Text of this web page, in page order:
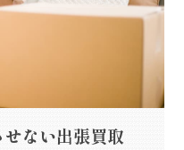
ない出張買取